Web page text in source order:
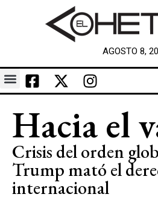
AGOSTO 8,
Hacia el
Crisis del orden
Trump mató el
internacional